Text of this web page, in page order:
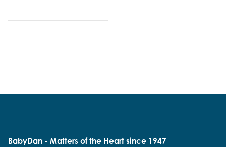
BabyDan - Matters of the Heart since 1947